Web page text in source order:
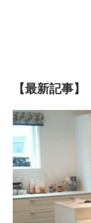
【最新記事】